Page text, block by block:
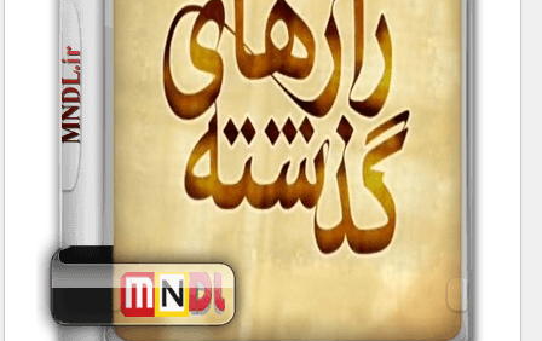
علم و فناوری
فرهنگ / هنر
کیهان / نجوم
ماورایی
مسابقات / ورزشی
مستند های اختصاصی